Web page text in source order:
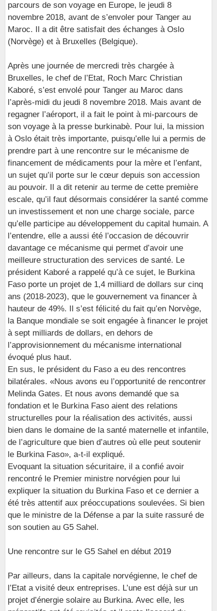
parcours de son voyage en Europe, le jeudi 8
novembre 2018, avant de s’envoler pour Tanger au
Maroc. Il a dit être satisfait des échanges à Oslo
(Norvège) et à Bruxelles (Belgique).
Après une journée de mercredi très chargée à
Bruxelles, le chef de l’Etat, Roch Marc Christian
Kaboré, s’est envolé pour Tanger au Maroc dans
l’après-midi du jeudi 8 novembre 2018. Mais avant de
regagner l’aéroport, il a fait le point à mi-parcours de
son voyage à la presse burkinabè. Pour lui, la mission
à Oslo était très importante, puisqu’elle lui a permis de
prendre part à une rencontre sur le mécanisme de
financement de médicaments pour la mère et l’enfant,
un sujet qu’il porte sur le cœur depuis son accession
au pouvoir. Il a dit retenir au terme de cette première
escale, qu’il faut désormais considérer la santé comme
un investissement et non une charge sociale, parce
qu’elle participe au développement du capital humain. A
l’entendre, elle a aussi été l’occasion de découvrir
davantage ce mécanisme qui permet d’avoir une
meilleure structuration des services de santé. Le
président Kaboré a rappelé qu’à ce sujet, le Burkina
Faso porte un projet de 1,4 milliard de dollars sur cinq
ans (2018-2023), que le gouvernement va financer à
hauteur de 49%. Il s’est félicité du fait qu’en Norvège,
la Banque mondiale se soit engagée à financer le projet
à sept milliards de dollars, en dehors de
l’approvisionnement du mécanisme international
évoqué plus haut.
En sus, le président du Faso a eu des rencontres
bilatérales. «Nous avons eu l’opportunité de rencontrer
Melinda Gates. Et nous avons demandé que sa
fondation et le Burkina Faso aient des relations
structurelles pour la réalisation des activités, aussi
bien dans le domaine de la santé maternelle et infantile,
de l’agriculture que bien d’autres où elle peut soutenir
le Burkina Faso», a-t-il expliqué.
Evoquant la situation sécuritaire, il a confié avoir
rencontré le Premier ministre norvégien pour lui
expliquer la situation du Burkina Faso et ce dernier a
été très attentif aux préoccupations soulevées. Si bien
que le ministre de la Défense a par la suite rassuré de
son soutien au G5 Sahel.
Une rencontre sur le G5 Sahel en début 2019
Par ailleurs, dans la capitale norvégienne, le chef de
l’Etat a visité deux entreprises. L’une est déjà sur un
projet d’énergie solaire au Burkina. Avec elle, les